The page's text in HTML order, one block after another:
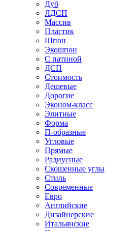
Дуб
ЛДСП
Массив
Пластик
Шпон
Экошпон
С патиной
ДСП
Стоимость
Дешевые
Дорогие
Эконом-класс
Элитные
Форма
П-образные
Угловые
Прямые
Радиусные
Скошенные углы
Стиль
Современные
Евро
Английские
Дизайнерские
Итальянские